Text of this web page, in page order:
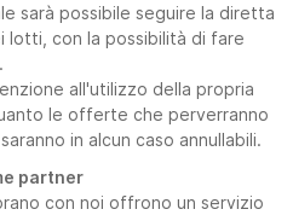
sarà possibile seguire la diretta
lotti, con la possibilità di fare
all'utilizzo della propria
le offerte che perverranno
in alcun caso annullabili.
partner
con noi offrono un servizio